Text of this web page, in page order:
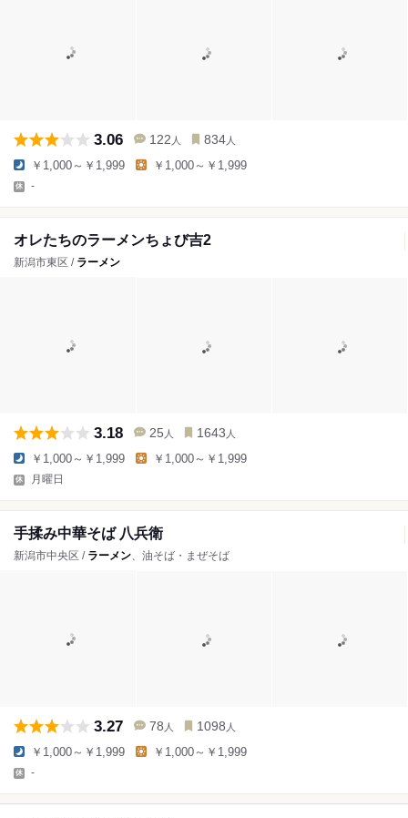
3.06 122 人 834 人
￥1,000～￥1,999 ￥1,000～￥1,999
-
オレたちのラーメンちょび吉2
新潟市東区 / ラーメン
3.18 25 人 1643 人
￥1,000～￥1,999 ￥1,000～￥1,999
月曜日
手揉み中華そば 八兵衛
新潟市中央区 / ラーメン、油そば・まぜそば
3.27 78 人 1098 人
￥1,000～￥1,999 ￥1,000～￥1,999
-